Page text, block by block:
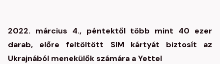
2022. március 4., péntektől több mint 40 ezer
darab, előre feltöltött SIM kártyát biztosít az
Ukrajnából menekülők számára a Yettel